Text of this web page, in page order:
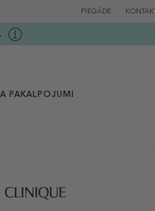
PIEGĀDE
PAKALPOJUMI